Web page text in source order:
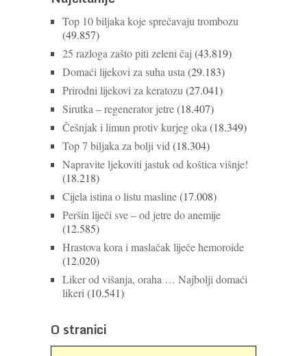
Top 10 biljaka koje sprečavaju trombozu
(49.857)
25 razloga zašto piti zeleni čaj (43.819)
Domaći lijekovi za suha usta (29.183)
Prirodni lijekovi za keratozu (27.041)
Sirutka – regenerator jetre(18.407)
Češnjak i limun protiv kurjeg oka (18.349)
Top 7 biljaka za bolji vid (18.304)
Napravite ljekoviti jastuk od koštica višnje!
(18.218)
Cijela istina o listu masline(17.008)
Peršin liječi sve – od jetre do anemije
(12.585)
Hrastova kora i maslačak liječe hemoroide
(12.020)
Liker od višanja, oraha … Najbolji domaći
likeri (10.541)
O stranici